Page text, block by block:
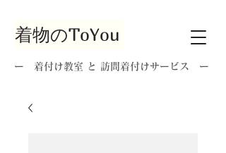
着物のToYou
ー 着付け教室 と 訪問着付けサービス ー